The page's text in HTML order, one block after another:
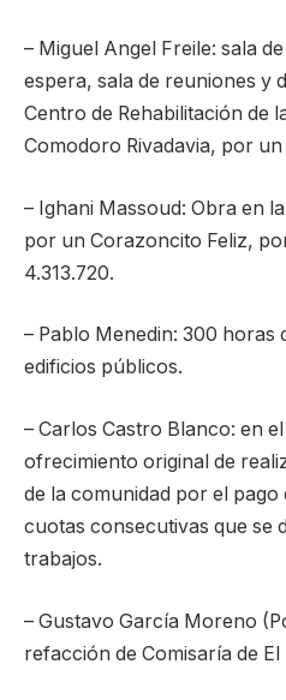
– Miguel Angel Freile: sala
espera, sala de reuniones y
Centro de Rehabilitación de
Comodoro Rivadavia, por
– Ighani Massoud: Obra en
por un Corazoncito Feliz,
4.313.720.
– Pablo Menedin: 300
edificios públicos.
– Carlos Castro Blanco: en
ofrecimiento original de
de la comunidad por el
cuotas consecutivas que se
trabajos.
– Gustavo García Moreno
refacción de Comisaría de